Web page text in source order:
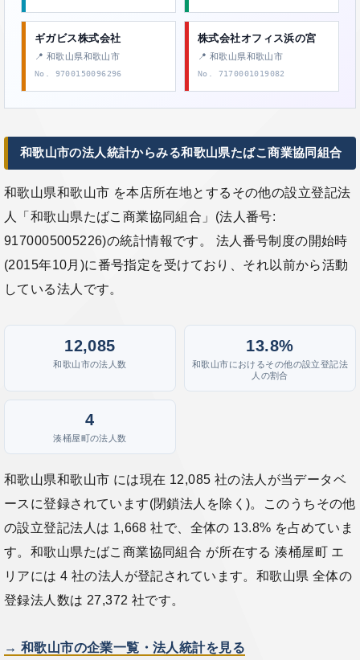
ギガビス株式会社
📍 和歌山県和歌山市
No. 9700150096296
株式会社オフィス浜の宮
📍 和歌山県和歌山市
No. 7170001019082
和歌山市の法人統計からみる和歌山県たばこ商業協同組合
和歌山県和歌山市 を本店所在地とするその他の設立登記法
人「和歌山県たばこ商業協同組合」(法人番号:
9170005005226)の統計情報です。 法人番号制度の開始時
(2015年10月)に番号指定を受けており、それ以前から活動
している法人です。
12,085
和歌山市の法人数
13.8%
和歌山市におけるその他の設立登記法
人の割合
4
湊桶屋町の法人数
和歌山県和歌山市 には現在 12,085 社の法人が当データベ
ースに登録されています(閉鎖法人を除く)。このうちその他
の設立登記法人は 1,668 社で、全体の 13.8% を占めていま
す。和歌山県たばこ商業協同組合 が所在する 湊桶屋町 エ
リアには 4 社の法人が登記されています。和歌山県 全体の
登録法人数は 27,372 社です。
→ 和歌山市の企業一覧・法人統計を見る